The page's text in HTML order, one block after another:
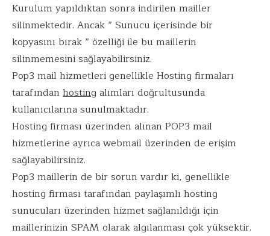
Kurulum yapıldıktan sonra indirilen mailler
silinmektedir. Ancak ” Sunucu içerisinde bir
kopyasını bırak ” özelliği ile bu maillerin
silinmemesini sağlayabilirsiniz.
Pop3 mail hizmetleri genellikle Hosting firmaları
tarafından hosting alımları doğrultusunda
kullanıcılarına sunulmaktadır.
Hosting firması üzerinden alınan POP3 mail
hizmetlerine ayrıca webmail üzerinden de erişim
sağlayabilirsiniz.
Pop3 maillerin de bir sorun vardır ki, genellikle
hosting firması tarafından paylaşımlı hosting
sunucuları üzerinden hizmet sağlanıldığı için
maillerinizin SPAM olarak algılanması çok yüksektir.